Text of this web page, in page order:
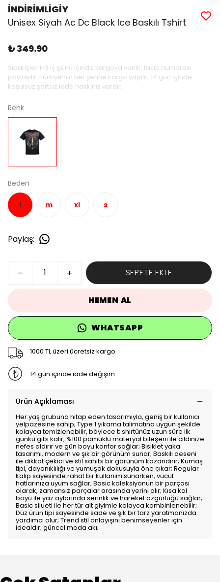
İNDİRİMLİGİY
Unisex Siyah Ac Dc Black Ice Baskılı Tshirt
₺ 349.90
Siparişler 1-3 iş günü içinde kargoya verilir, takip numarası
paylaşılır. Türkiye’nin her yerine kargo yapılır. 14 gün içinde
koşulsuz şartsız iade hakkınız vardır.
Renk
Beden
l m xl s
Paylaş:
SEPETE EKLE
HEMEN AL
WHATSAPP
1000 TL üzeri ücretsiz kargo
14 gün içinde iade değişim
Ürün Açıklaması
Her yaş grubuna hitap eden tasarımıyla, geniş bir kullanıcı
yelpazesine sahip; Type 1 yıkama talimatına uygun şekilde
kolayca temizlenebilir, böylece t; shirtünüz uzun süre ilk
günkü gibi kalır; %100 pamuklu materyal bileşeni ile cildinize
nefes aldırır ve gün boyu konfor sağlar; Bisiklet yaka
tasarımı, modern ve şık bir görünüm sunar; Baskılı deseni
ile dikkat çekici ve stil sahibi bir görünüm kazandırır; Kumaş
tipi, dayanıklılığı ve yumuşak dokusuyla öne çıkar; Regular
kalıp sayesinde rahat bir kullanım sunarken, vücut
hatlarınıza uyum sağlar; Basic koleksiyonun bir parçası
olarak, zamansız parçalar arasında yerini alır; Kısa kol
boyu ile yaz aylarında serinlik ve hareket özgürlüğü sağlar;
Basic silueti ile her tür alt giyimle kolayca kombinlenebilir;
Düz ürün tipi sayesinde sade ve şık bir tarz yaratmanızda
yardımcı olur; Trend stil anlayışını benimseyenler için
idealdir; güncel moda akı;